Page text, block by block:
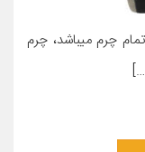
چرم میباشد، چرم